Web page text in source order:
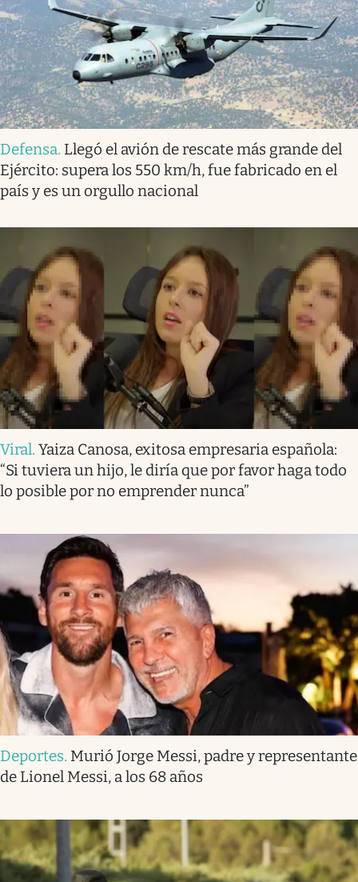
Defensa. Llegó el avión de rescate más grande del
Ejército: supera los 550 km/h, fue fabricado en el
país y es un orgullo nacional
Viral. Yaiza Canosa, exitosa empresaria española:
“Si tuviera un hijo, le diría que por favor haga todo
lo posible por no emprender nunca”
Deportes. Murió Jorge Messi, padre y representante
de Lionel Messi, a los 68 años